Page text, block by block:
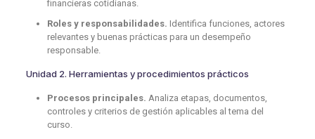
financieras cotidianas.
Roles y responsabilidades. Identifica funciones, actores
relevantes y buenas prácticas para un desempeño
responsable.
Unidad 2. Herramientas y procedimientos prácticos
Procesos principales. Analiza etapas, documentos,
controles y criterios de gestión aplicables al tema del
curso.